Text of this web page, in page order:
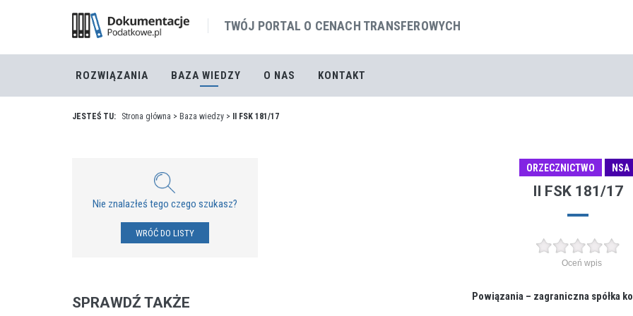
TWÓJ PORTAL O CENACH TRANSFEROWYCH
ROZWIĄZANIA BAZA WIEDZY O NAS KONTAKT
JESTEŚ TU: Strona główna > Baza wiedzy > II FSK 181/17
Nie znalazłeś tego czego szukasz?
WRÓĆ DO LISTY
SPRAWDŹ TAKŻE
ORZECZNICTWO NSA
II FSK 181/17
Oceń wpis
Powiązania – zagraniczna spółka